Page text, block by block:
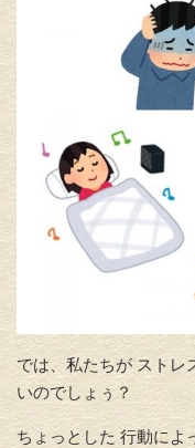
では、私たちが ストレ
いのでしょぅ？
ちょっとした 行動によ